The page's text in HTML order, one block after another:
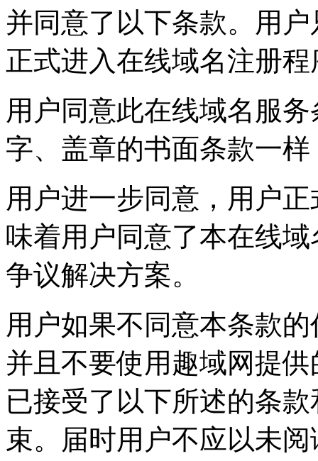
并同意了以下条款。用
正式进入在线域名注册程
用户同意此在线域名服
字、盖章的书面条款一
用户进一步同意，用户
味着用户同意了本在线
争议解决方案。
用户如果不同意本条款
并且不要使用趣域网提
已接受了以下所述的条
束。届时用户不应以未